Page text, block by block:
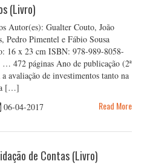
(Livro)
Autor(es): Gualter Couto, João
Pedro Pimentel e Fábio Sousa
16 x 23 cm ISBN: 978-989-8058-
472 páginas Ano de publicação (2ª
avaliação de investimentos tanto na
[…]
06-04-2017 Read More
de Contas (Livro)